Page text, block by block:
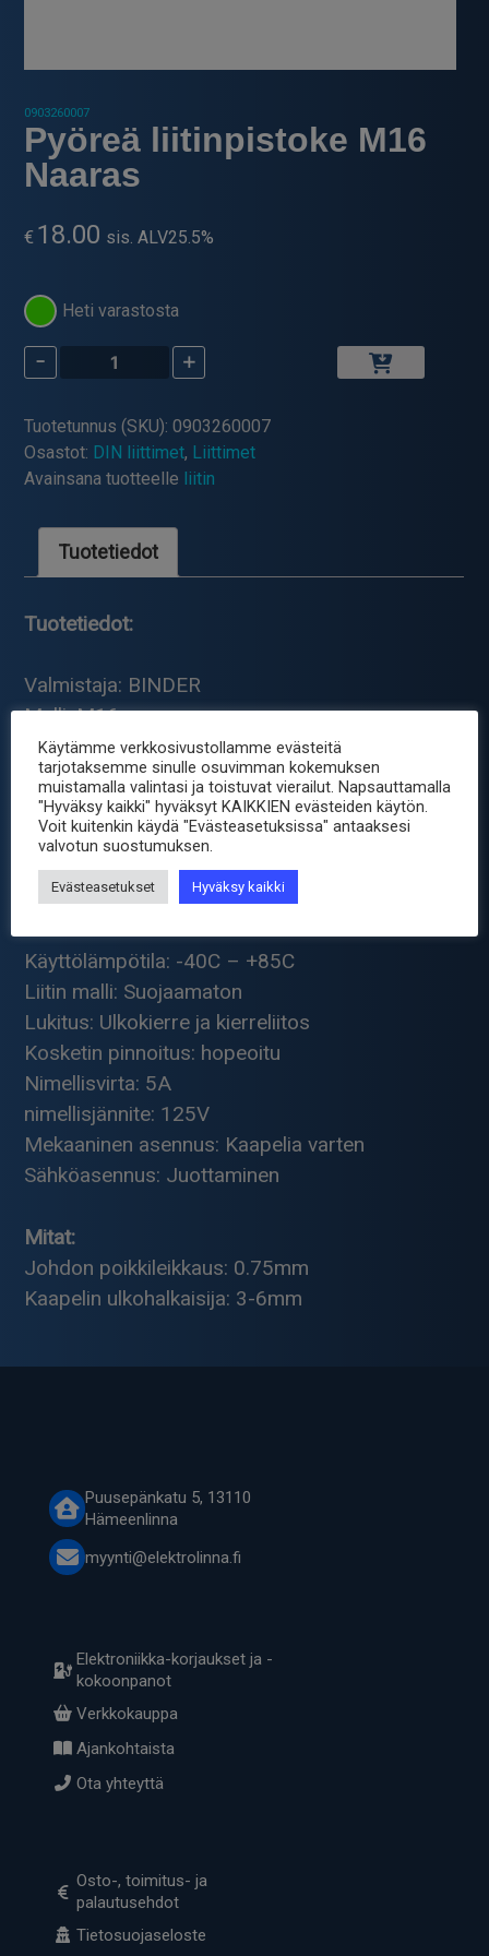
0903260007
Pyöreä liitinpistoke M16
Naaras
€ 18.00 sis. ALV25.5%
Heti varastosta
-
Pyöreä
liitinpistoke
Naaras
määrä
+
Tuotetunnus (SKU):0903260007
Osastot: DIN liittimet, Liittimet
Avainsana tuotteelle liitin
Tuotetiedot
Tuotetiedot:
Valmistaja: BINDER
Malli: M16
Pinnien määrä: 7 pinniä
Pään tyyppi: Naaras
Pistoke sarja: 680
Kontaktinmateriaali: Pronssi
Kontaktinpinnoitus: Hopeoitu
Rungon materiaali: Nylon
Käyttölämpötila: -40C – +85C
Liitin malli: Suojaamaton
Lukitus: Ulkokierre ja kierreliitos
Kosketin pinnoitus: hopeoitu
Nimellisvirta: 5A
nimellisjännite: 125V
Mekaaninen asennus: Kaapelia varten
Sähköasennus: Juottaminen
Mitat:
Johdon poikkileikkaus: 0.75mm
Kaapelin ulkohalkaisija: 3-6mm
Puusepänkatu 5, 13110
Hämeenlinna
myynti@elektrolinna.fi
Elektroniikka-korjaukset ja -
kokoonpanot
Verkkokauppa
Ajankohtaista
Ota yhteyttä
Osto-, toimitus- ja
palautusehdot
Tietosuojaseloste
Käytämme verkkosivustollamme evästeitä
tarjotaksemme sinulle osuvimman kokemuksen
muistamalla valintasi ja toistuvat vierailut. Napsauttamalla
"Hyväksy kaikki" hyväksyt KAIKKIEN evästeiden käytön.
Voit kuitenkin käydä "Evästeasetuksissa" antaaksesi
valvotun suostumuksen.
Evästeasetukset Hyväksy kaikki